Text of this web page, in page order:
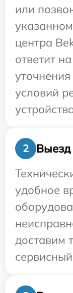
или
центра
ответит
условий
2
Выезд
удобное
доставим